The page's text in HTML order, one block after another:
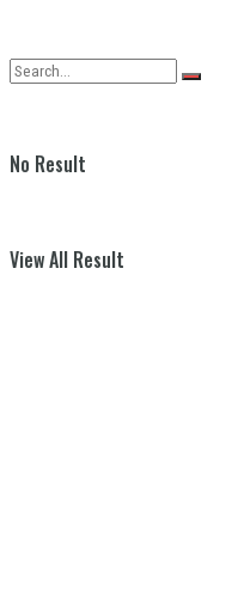
No Result
View All Result